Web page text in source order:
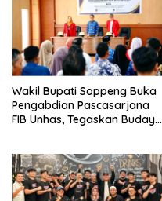
Wakil Bupati Soppeng Buka
Pengabdian Pascasarjana
FIB Unhas, Tegaskan Budaya